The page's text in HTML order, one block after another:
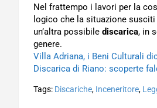
Nel frattempo i lavori per la
logico che la situazione
un’altra possibile discarica, in
genere.
Villa Adriana, i Beni Culturali
Discarica di Riano: scoperte
Tags: Discariche, Inceneritore,